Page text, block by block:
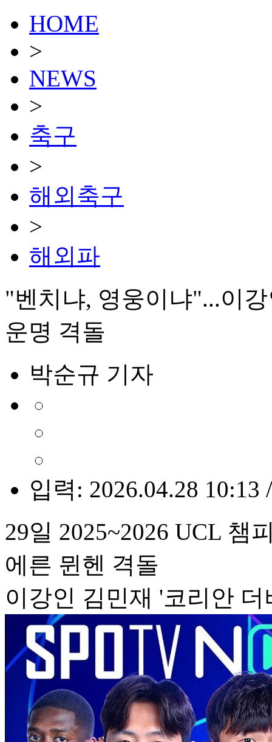
HOME
>
NEWS
>
축구
>
해외축구
>
해외파
"벤치냐, 영웅이냐"...이
운명 격돌
박순규 기자
입력: 2026.04.28 10:13
29일 2025~2026 UCL 챔
에른 뮌헨 격돌
이강인 김민재 '코리안 더